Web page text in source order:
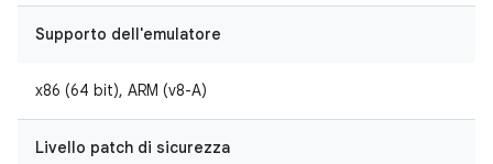
Supporto dell'emulatore
x86 (64 bit), ARM (v8-A)
Livello patch di sicurezza